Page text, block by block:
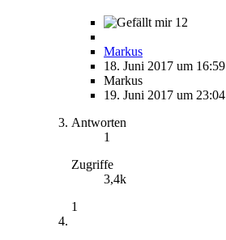
12
Markus
18. Juni 2017 um 16:59
Markus
19. Juni 2017 um 23:04
Antworten
1
Zugriffe
3,4k
1